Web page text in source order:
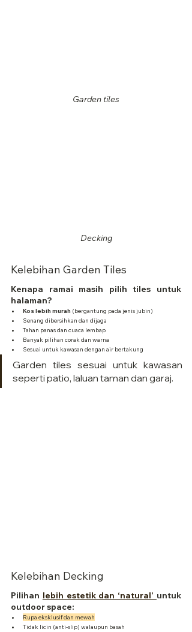
Garden tiles
Decking
Kelebihan Garden Tiles
Kenapa ramai masih pilih tiles untuk
halaman?
Kos lebih murah (bergantung pada jenis jubin)
Senang dibersihkan dan dijaga
Tahan panas dan cuaca lembap
Banyak pilihan corak dan warna
Sesuai untuk kawasan dengan air bertakung
Garden tiles sesuai untuk kawasan
seperti patio, laluan taman dan garaj.
Kelebihan Decking
Pilihan lebih estetik dan ‘natural’ untuk
outdoor space:
Rupa eksklusif dan mewah
Tidak licin (anti-slip) walaupun basah